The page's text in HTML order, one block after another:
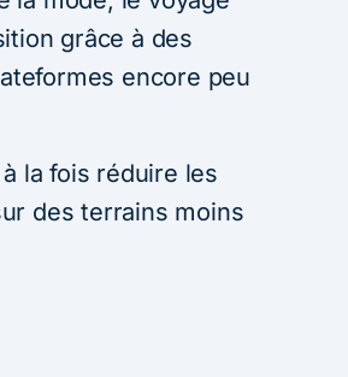
grâce à des
encore peu
la fois réduire les
des terrains moins